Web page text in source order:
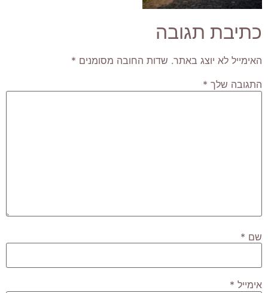
כתיבת תגובה
האימייל לא יוצג באתר. שדות החובה מסומנים *
התגובה שלך *
שם *
אימייל *